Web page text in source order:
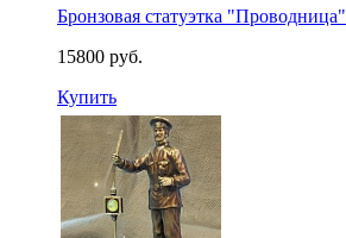
Бронзовая статуэтка "Проводница"
15800 руб.
Купить